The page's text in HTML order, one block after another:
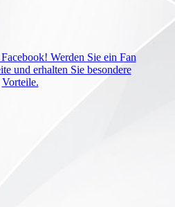
Werden Sie ein Fan
und erhalten Sie besondere
Vorteile.